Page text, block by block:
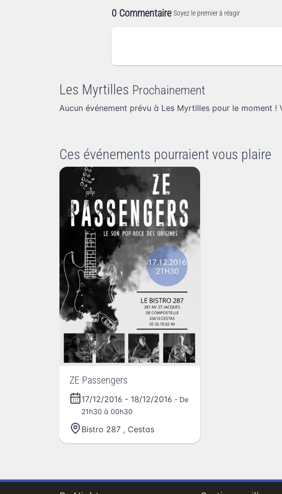
0 Commentaire Soyez le premier à réagir
Les Myrtilles Prochainement
Aucun événement prévu à Les Myrtilles pour le moment !
Ces événements pourraient vous plaire
ZE Passengers
17/12/2016 - 18/12/2016 - De
21h30 à 00h30
Bistro 287 , Cestas